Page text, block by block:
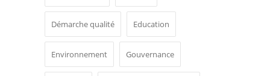
Démarche qualité Education
Environnement Gouvernance